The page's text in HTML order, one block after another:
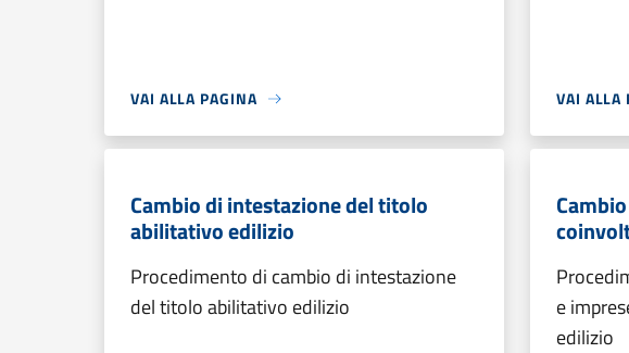
VAI ALLA PAGINA VAI ALLA
Cambio di intestazione del titolo
abilitativo edilizio
Procedimento di cambio di intestazione
del titolo abilitativo edilizio
e
edilizio